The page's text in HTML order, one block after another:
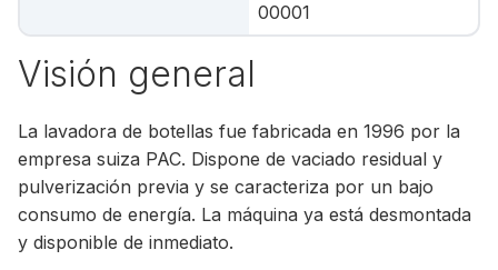
00001
Visión general
La lavadora de botellas fue fabricada en 1996 por la
empresa suiza PAC. Dispone de vaciado residual y
pulverización previa y se caracteriza por un bajo
consumo de energía. La máquina ya está desmontada
y disponible de inmediato.